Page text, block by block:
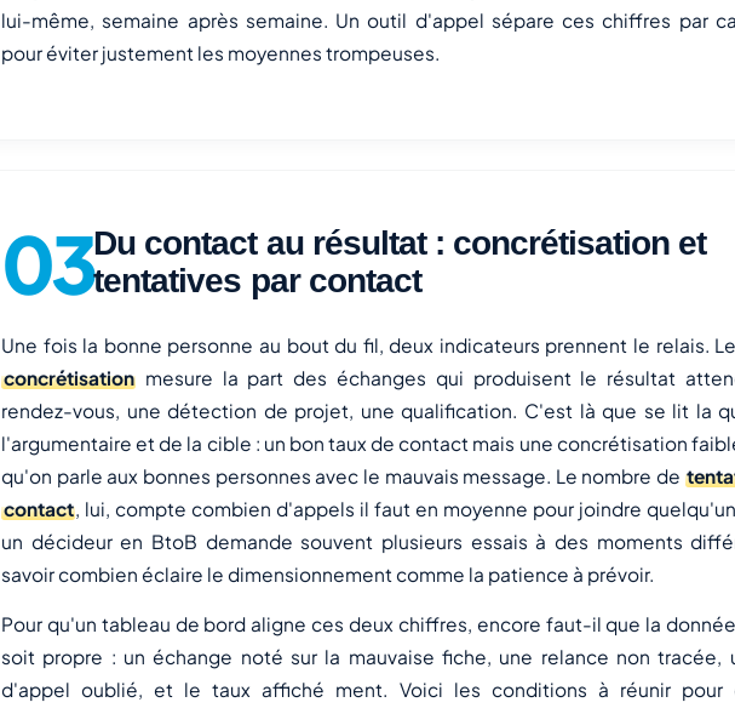
lui-même, semaine après semaine. Un outil d'appel sépare ces chiffres par
pour éviter justement les moyennes trompeuses.
Du contact au résultat : concrétisation et
tentatives par contact
Une fois la bonne personne au bout du fil, deux indicateurs prennent le relais. Le
concrétisation mesure la part des échanges qui produisent le résultat
rendez-vous, une détection de projet, une qualification. C'est là que se lit la
l'argumentaire et de la cible : un bon taux de contact mais une concrétisation
qu'on parle aux bonnes personnes avec le mauvais message. Le nombre de
contact, lui, compte combien d'appels il faut en moyenne pour joindre
un décideur en BtoB demande souvent plusieurs essais à des moments
savoir combien éclaire le dimensionnement comme la patience à prévoir.
Pour qu'un tableau de bord aligne ces deux chiffres, encore faut-il que la
soit propre : un échange noté sur la mauvaise fiche, une relance non tracée,
d'appel oublié, et le taux affiché ment. Voici les conditions à réunir pour